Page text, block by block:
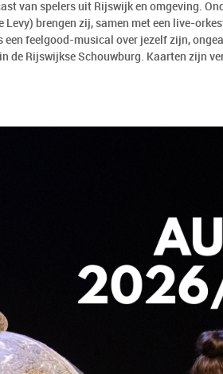
van spelers uit Rijswijk en omgeving.
Levy) brengen zij, samen met een live-
een feelgood-musical over jezelf zijn,
de Rijswijkse Schouwburg. Kaarten zijn